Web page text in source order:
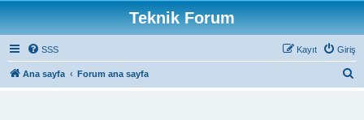
Teknik Forum
SSS Giriş
Kayıt
Ana sayfa Forum ana sayfa